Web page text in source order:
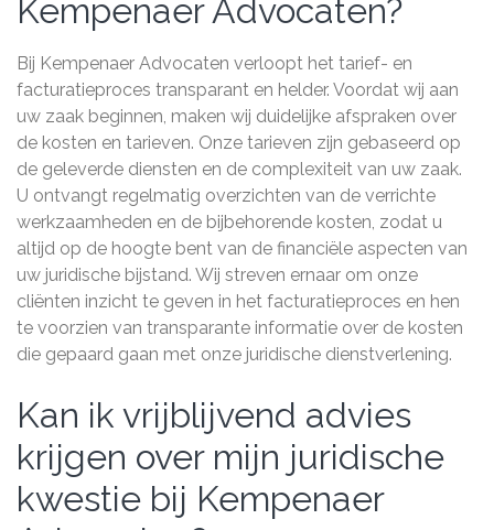
Kempenaer Advocaten?
Bij Kempenaer Advocaten verloopt het tarief- en
facturatieproces transparant en helder. Voordat wij aan
uw zaak beginnen, maken wij duidelijke afspraken over
de kosten en tarieven. Onze tarieven zijn gebaseerd op
de geleverde diensten en de complexiteit van uw zaak.
U ontvangt regelmatig overzichten van de verrichte
werkzaamheden en de bijbehorende kosten, zodat u
altijd op de hoogte bent van de financiële aspecten van
uw juridische bijstand. Wij streven ernaar om onze
cliënten inzicht te geven in het facturatieproces en hen
te voorzien van transparante informatie over de kosten
die gepaard gaan met onze juridische dienstverlening.
Kan ik vrijblijvend advies
krijgen over mijn juridische
kwestie bij Kempenaer